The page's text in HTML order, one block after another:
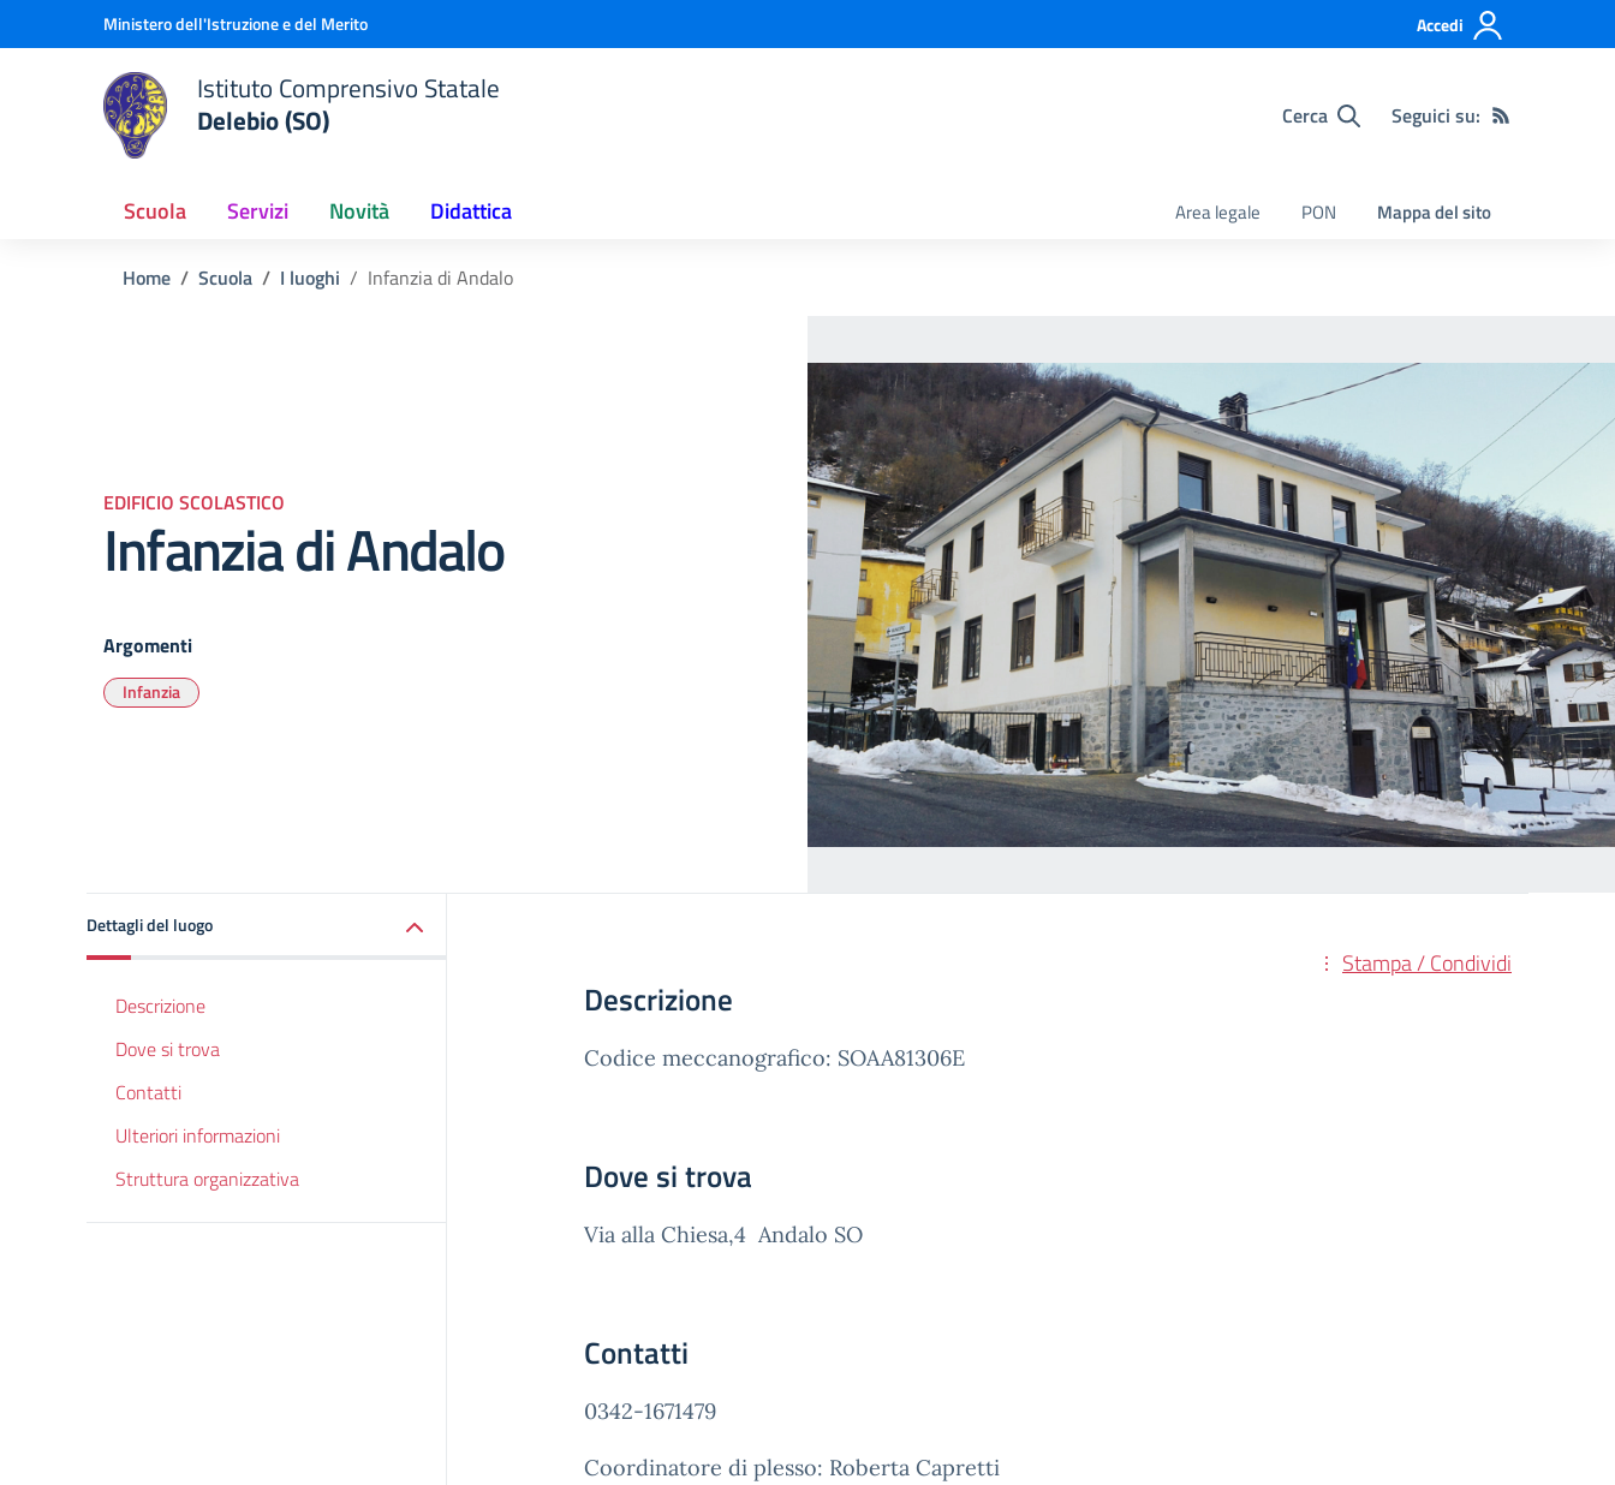
Vai ai contenuti
Vai al menu di navigazioneMinistero dell'Istruzione e del Merito Accedi
Istituto Comprensivo Statale
Delebio (SO)
Cerca Seguici su:
Scuola Servizi Novità Didattica Area legale PON Mappa del sito
Home Scuola I luoghi Infanzia di Andalo
EDIFICIO SCOLASTICO
Infanzia di Andalo
Argomenti
Infanzia
Dettagli del luogo
Descrizione
Dove si trova
Contatti
Ulteriori informazioni
Struttura organizzativa
Stampa / Condividi
Descrizione
Codice meccanografico: SOAA81306E
Dove si trova
Via alla Chiesa,4 Andalo SO
Contatti
0342-1671479
Coordinatore di plesso: Roberta Capretti